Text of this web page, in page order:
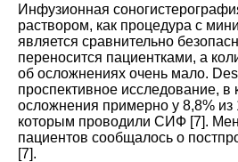
Инфузионная
раствором, как процедура с
является сравнительно
переносится пациентками, а
об осложнениях очень мало.
проспективное исследование, в
осложнения примерно у 8,8% из
которым проводили СИФ [7].
пациентов сообщалось о
[7].